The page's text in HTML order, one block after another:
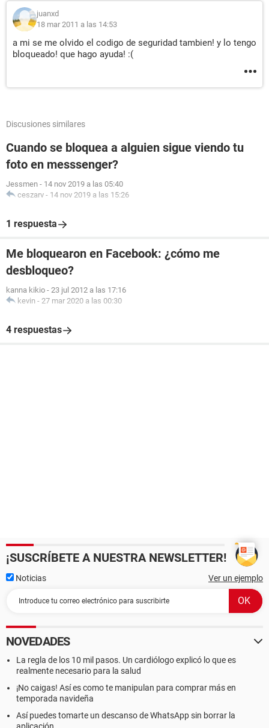
juanxd
18 mar 2011 a las 14:53
a mi se me olvido el codigo de seguridad tambien! y lo tengo
bloqueado! que hago ayuda! :(
Discusiones similares
Cuando se bloquea a alguien sigue viendo tu
foto en messsenger?
Jessmen - 14 nov 2019 a las 05:40
ceszarv - 14 nov 2019 a las 15:26
1 respuesta
Me bloquearon en Facebook: ¿cómo me
desbloqueo?
kanna kikio - 23 jul 2012 a las 17:16
kevin - 27 mar 2020 a las 00:30
4 respuestas
¡SUSCRÍBETE A NUESTRA NEWSLETTER!
Noticias Ver un ejemplo
NOVEDADES
La regla de los 10 mil pasos. Un cardiólogo explicó lo que es
realmente necesario para la salud
¡No caigas! Así es como te manipulan para comprar más en
temporada navideña
Así puedes tomarte un descanso de WhatsApp sin borrar la